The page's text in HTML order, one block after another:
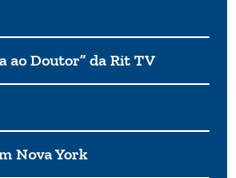
ao Doutor” da Rit TV
Nova York